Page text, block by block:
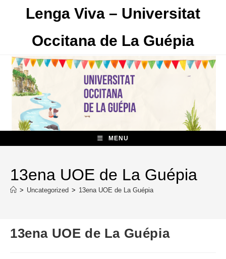
Lenga Viva – Universitat
Occitana de La Guépia
MENU
13ena UOE de La Guépia
> Uncategorized > 13ena UOE de La Guépia
13ena UOE de La Guépia